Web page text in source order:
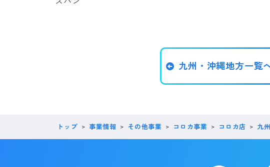
九州・沖縄地方一覧
トップ 事業情報 その他事業 コロカ事業 コロカ店 九